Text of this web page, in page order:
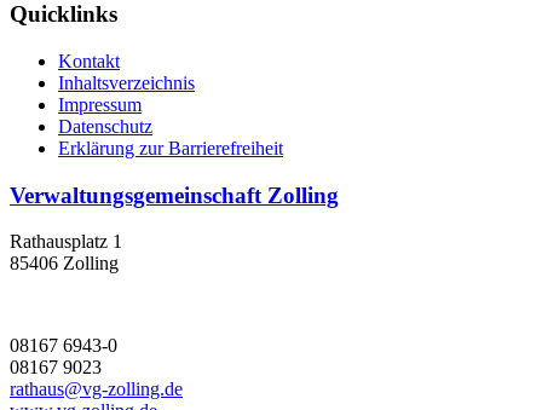
Quicklinks
Kontakt
Inhaltsverzeichnis
Impressum
Datenschutz
Erklärung zur Barrierefreiheit
Verwaltungsgemeinschaft Zolling
Rathausplatz 1
85406 Zolling
08167 6943-0
08167 9023
rathaus@vg-zolling.de